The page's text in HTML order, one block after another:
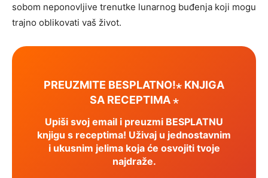
sobom neponovljive trenutke lunarnog buđenja koji mogu
trajno oblikovati vaš život.
PREUZMITE BESPLATNO!⋆ KNJIGA
SA RECEPTIMA ⋆
Upiši svoj email i preuzmi BESPLATNU
knjigu s receptima! Uživaj u jednostavnim
i ukusnim jelima koja će osvojiti tvoje
najdraže.